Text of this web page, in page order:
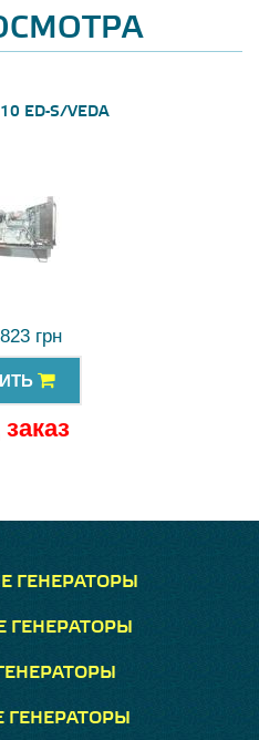
ED-S/VEDA
грн
ГЕНЕРАТОРЫ
ГЕНЕРАТОРЫ
ГЕНЕРАТОРЫ